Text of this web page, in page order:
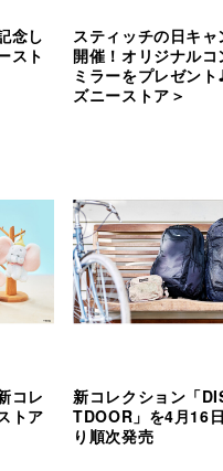
念し
スト
スティッチの日キャ
開催！オリジナルコ
ミラーをプレゼント
ズニーストア＞
コレ
トア
新コレクション「
TDOOR」を4月16
り順次発売